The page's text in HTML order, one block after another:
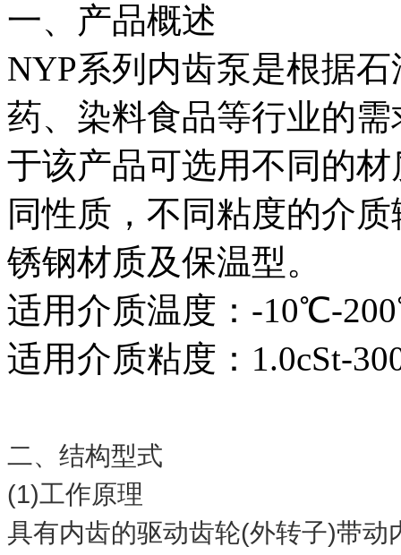
一、产品概述
NYP系列内齿泵是根据
药、染料食品等行业的
于该产品可选用不同的
同性质，不同粘度的介
锈钢材质及保温型。
适用介质温度：-10℃-
适用介质粘度：1.0cSt-
二、结构型式
(1)工作原理
具有内齿的驱动齿轮(外转子)带